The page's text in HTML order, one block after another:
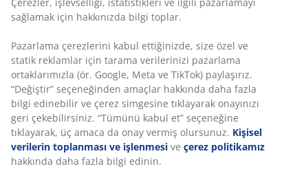
sağlamak için hakkınızda bilgi toplar.
Pazarlama çerezlerini kabul ettiğinizde, size özel ve
statik reklamlar için tarama verilerinizi pazarlama
ortaklarımızla (ör. Google, Meta ve TikTok) paylaşırız.
“Değiştir” seçeneğinden amaçlar hakkında daha fazla
bilgi edinebilir ve çerez simgesine tıklayarak onayınızı
geri çekebilirsiniz. “Tümünü kabul et” seçeneğine
tıklayarak, üç amaca da onay vermiş olursunuz. Kişisel
verilerin toplanması ve işlenmesi ve çerez politikamız
hakkında daha fazla bilgi edinin.